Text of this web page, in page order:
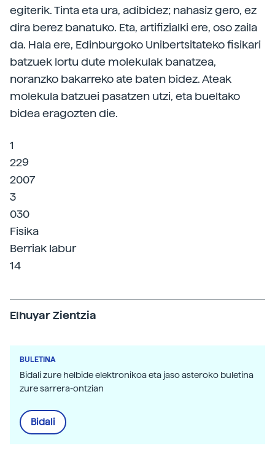
egiterik. Tinta eta ura, adibidez; nahasiz gero, ez
dira berez banatuko. Eta, artifizialki ere, oso zaila
da. Hala ere, Edinburgoko Unibertsitateko fisikari
batzuek lortu dute molekulak banatzea,
noranzko bakarreko ate baten bidez. Ateak
molekula batzuei pasatzen utzi, eta bueltako
bidea eragozten die.
1
229
2007
3
030
Fisika
Berriak labur
14
Elhuyar Zientzia
BULETINA
Bidali zure helbide elektronikoa eta jaso asteroko buletina
zure sarrera-ontzian
Bidali